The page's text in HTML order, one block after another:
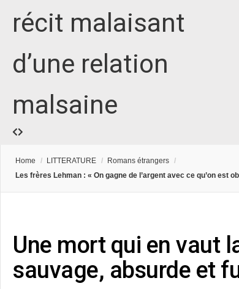
récit malaisant
d’une relation
malsaine
Home / LITTERATURE / Romans étrangers /
Les frères Lehman : « On gagne de l’argent avec ce qu’on est
Une mort qui en vaut
sauvage, absurde et